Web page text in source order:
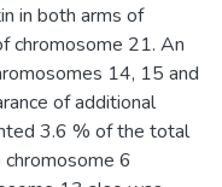
in both arms of
chromosome 21. An
14, 15 and
of additional
3.6 % of the total
6